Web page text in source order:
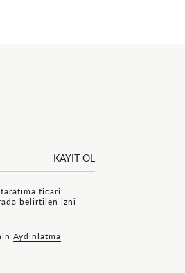
KAYIT OL
ticari
belirtilen izni
Aydınlatma